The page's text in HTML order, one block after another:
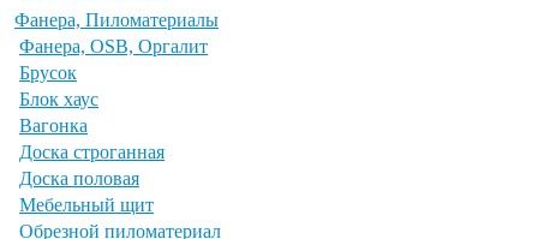
Фанера, Пиломатериалы
Фанера, OSB, Оргалит
Брусок
Блок хаус
Вагонка
Доска строганная
Доска половая
Мебельный щит
Обрезной пиломатериал